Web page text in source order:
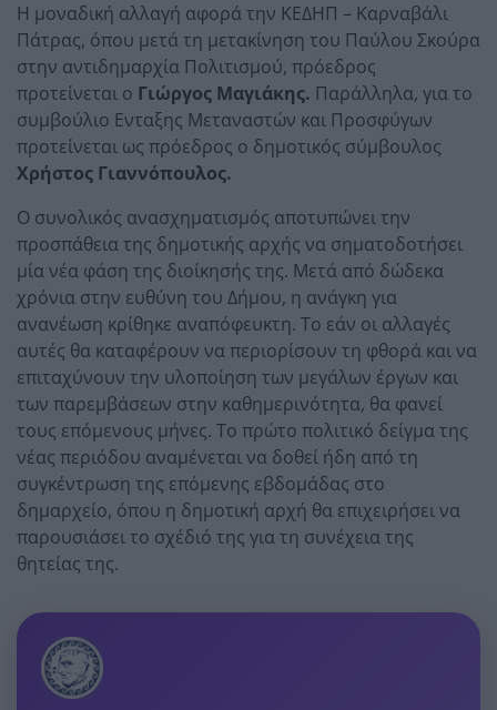
Η μοναδική αλλαγή αφορά την ΚΕΔΗΠ – Καρναβάλι
Πάτρας, όπου μετά τη μετακίνηση του Παύλου Σκούρα
στην αντιδημαρχία Πολιτισμού, πρόεδρος
προτείνεται ο Γιώργος Μαγιάκης. Παράλληλα, για το
συμβούλιο Ενταξης Μεταναστών και Προσφύγων
προτείνεται ως πρόεδρος ο δημοτικός σύμβουλος
Χρήστος Γιαννόπουλος.
Ο συνολικός ανασχηματισμός αποτυπώνει την
προσπάθεια της δημοτικής αρχής να σηματοδοτήσει
μία νέα φάση της διοίκησής της. Μετά από δώδεκα
χρόνια στην ευθύνη του Δήμου, η ανάγκη για
ανανέωση κρίθηκε αναπόφευκτη. Το εάν οι αλλαγές
αυτές θα καταφέρουν να περιορίσουν τη φθορά και να
επιταχύνουν την υλοποίηση των μεγάλων έργων και
των παρεμβάσεων στην καθημερινότητα, θα φανεί
τους επόμενους μήνες. Το πρώτο πολιτικό δείγμα της
νέας περιόδου αναμένεται να δοθεί ήδη από τη
συγκέντρωση της επόμενης εβδομάδας στο
δημαρχείο, όπου η δημοτική αρχή θα επιχειρήσει να
παρουσιάσει το σχέδιό της για τη συνέχεια της
θητείας της.